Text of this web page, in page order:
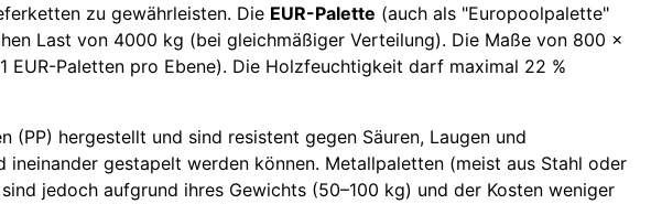
zu gewährleisten. Die EUR-Palette (auch als "Europoolpalette"
Last von 4000 kg (bei gleichmäßiger Verteilung). Die Maße von 800 ×
EUR-Paletten pro Ebene). Die Holzfeuchtigkeit darf maximal 22 %
(PP) hergestellt und sind resistent gegen Säuren, Laugen und
ineinander gestapelt werden können. Metallpaletten (meist aus Stahl oder
jedoch aufgrund ihres Gewichts (50–100 kg) und der Kosten weniger